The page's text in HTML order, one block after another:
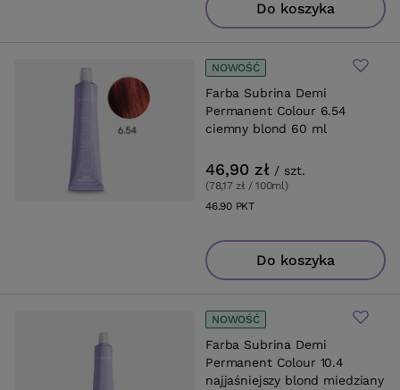
Do koszyka
Farba Subrina Demi
Permanent Colour 6.54
ciemny blond 60 ml
NOWOŚĆ
46,90 zł / szt.
(78,17 zł / 100ml)
46.90PKTpunktów
Do koszyka
Farba Subrina Demi
Permanent Colour 10.4
najjaśniejszy blond miedziany
NOWOŚĆ